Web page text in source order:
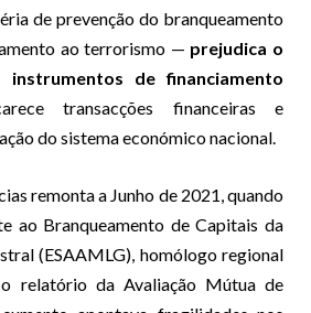
de prevenção do branqueamento
ao terrorismo — prejudica o
de financiamento
transacções financeiras e
do sistema económico nacional.
remonta a Junho de 2021, quando
ao Branqueamento de Capitais da
(ESAAMLG), homólogo regional
relatório da Avaliação Mútua de